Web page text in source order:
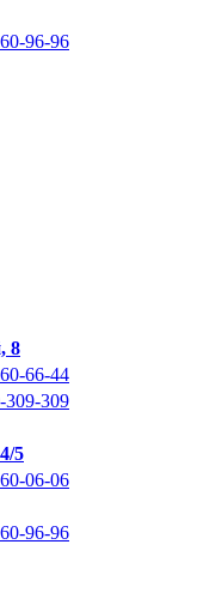
96-96
8
66-44
309-309
5
06-06
96-96